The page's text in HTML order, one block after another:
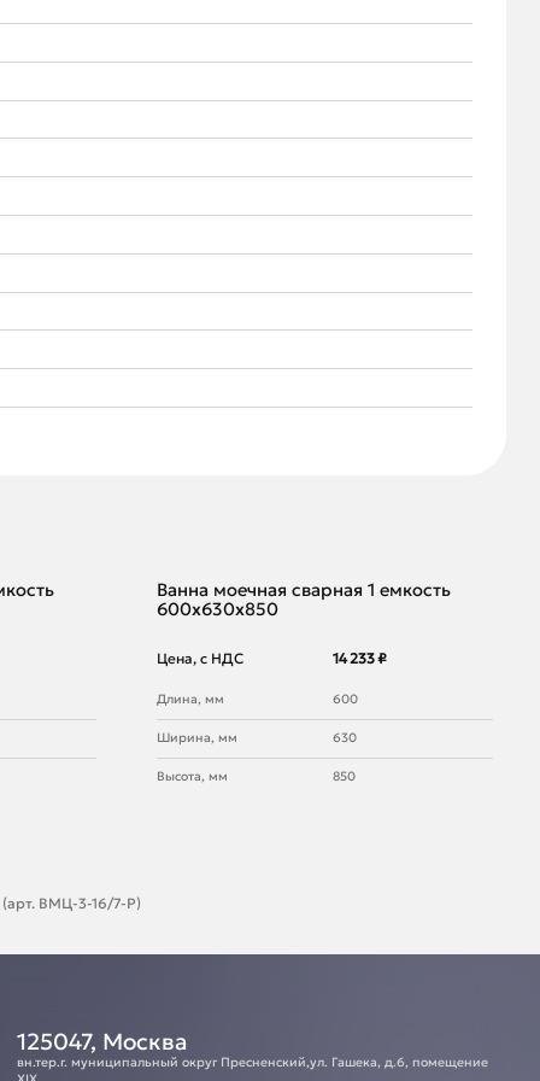
Ванна моечная сварная 1 емкость
600х630х850
Цена, с НДС 14 233 ₽
Длина, мм 600
Ширина, мм 630
Высота, мм 850
(арт. ВМЦ-3-16/7-Р)
125047, Москва
вн.тер.г. муниципальный округ Пресненский,ул. Гашека, д.6, помещение